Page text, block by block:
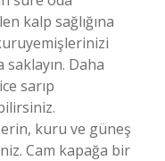
kalp sağlığına
Daha
sarıp
kuru ve güneş
Cam kapağa bir